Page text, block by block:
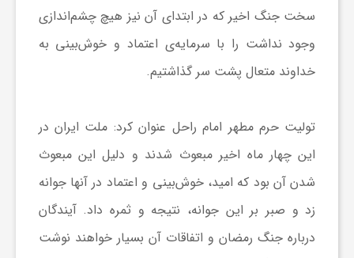
سخت جنگ اخیر که در ابتدای آن نیز هیچ چشم‌اندازی
وجود نداشت را با سرمایه‌ی اعتماد و خوش‌بینی به
خداوند متعال پشت سر گذاشتیم.
تولیت حرم مطهر امام راحل عنوان کرد: ملت ایران در
این چهار ماه اخیر مبعوث شدند و دلیل این مبعوث
شدن آن بود که امید، خوش‌بینی و اعتماد در آنها جوانه
زد و صبر بر این جوانه، نتیجه و ثمره داد. آیندگان
درباره جنگ رمضان و اتفاقات آن بسیار خواهند نوشت